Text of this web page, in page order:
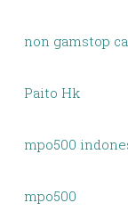
non gamstop
Paito Hk
mpo500
mpo500